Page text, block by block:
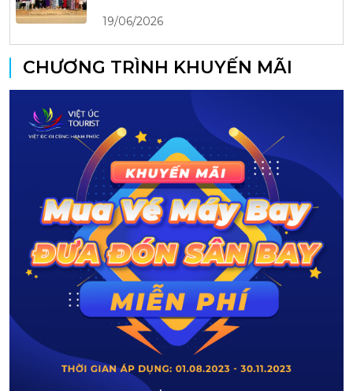
19/06/2026
CHƯƠNG TRÌNH KHUYẾN MÃI